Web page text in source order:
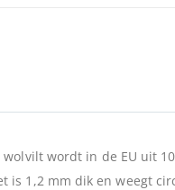
wordt in de EU uit
1,2 mm dik en weegt